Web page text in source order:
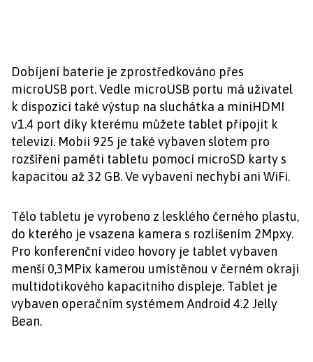
Dobíjení baterie je zprostředkováno přes
microUSB port. Vedle microUSB portu má uživatel
k dispozici také výstup na sluchátka a miniHDMI
v1.4 port díky kterému můžete tablet připojit k
televizi. Mobii 925 je také vybaven slotem pro
rozšíření paměti tabletu pomocí microSD karty s
kapacitou až 32 GB. Ve vybavení nechybí ani WiFi.
Tělo tabletu je vyrobeno z lesklého černého plastu,
do kterého je vsazena kamera s rozlišením 2Mpxy.
Pro konferenční video hovory je tablet vybaven
menší 0,3MPix kamerou umístěnou v černém okraji
multidotikového kapacitního displeje. Tablet je
vybaven operačním systémem Android 4.2 Jelly
Bean.